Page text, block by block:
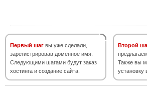
Первый шаг вы уже сделали,
зарегистрировав доменное имя.
Следующими шагами будут заказ
хостинга и создание сайта.
Второй
Также вы
установку